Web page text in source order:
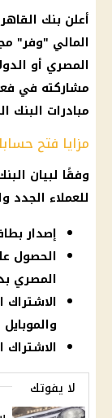
أعلن بنك
المالي "وفر"
المصري أو
مشاركته في
مبادرات البنك
مزايا فتح
وفقًا لبيان
للعملاء الجدد
إصدار
الحصول
المصري
الاشتراك
لا يفوتك